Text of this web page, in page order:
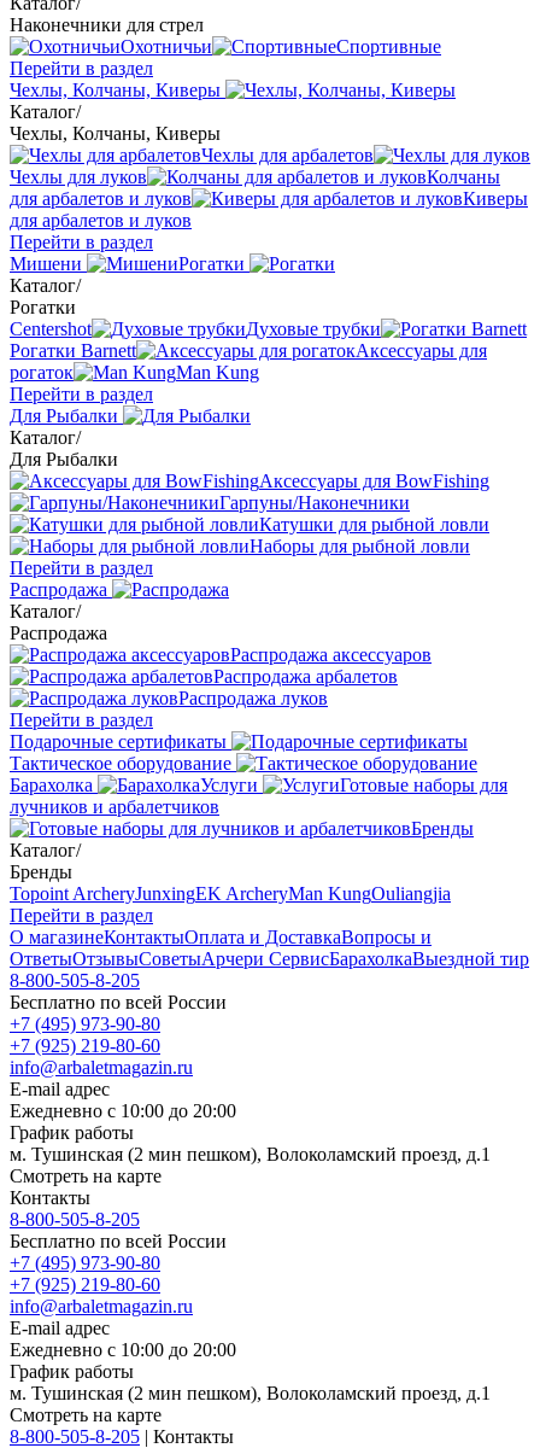
Наконечники для стрел
Охотничьи
Спортивные
Перейти в раздел
Чехлы, Колчаны, Киверы
Каталог/
Чехлы, Колчаны, Киверы
Чехлы для арбалетов
Чехлы для луков
Колчаны
для арбалетов и луков
Киверы
для арбалетов и луков
Перейти в раздел
Мишени
Рогатки
Каталог/
Рогатки
Centershot
Духовые трубки
Рогатки Barnett
Аксессуары для
рогаток
Man Kung
Перейти в раздел
Для Рыбалки
Каталог/
Для Рыбалки
Аксессуары для BowFishing
Гарпуны/Наконечники
Катушки для рыбной ловли
Наборы для рыбной ловли
Перейти в раздел
Распродажа
Каталог/
Распродажа
Распродажа аксессуаров
Распродажа арбалетов
Распродажа луков
Перейти в раздел
Подарочные сертификаты
Тактическое оборудование
Барахолка
Услуги
Готовые наборы для
лучников и арбалетчиков
Бренды
Каталог/
Бренды
Topoint ArcheryJunxingEK ArcheryMan KungOuliangjia
Перейти в раздел
О магазинеКонтактыОплата и ДоставкаВопросы и
ОтветыОтзывыСоветыАрчери СервисБарахолкаВыездной тир
8-800-505-8-205
Бесплатно по всей России
+7 (495) 973-90-80
+7 (925) 219-80-60
info@arbaletmagazin.ru
E-mail адрес
Ежедневно с 10:00 до 20:00
График работы
м. Тушинская (2 мин пешком), Волоколамский проезд, д.1
Смотреть на карте
Контакты
8-800-505-8-205
Бесплатно по всей России
+7 (495) 973-90-80
+7 (925) 219-80-60
info@arbaletmagazin.ru
E-mail адрес
Ежедневно с 10:00 до 20:00
График работы
м. Тушинская (2 мин пешком), Волоколамский проезд, д.1
Смотреть на карте
8-800-505-8-205 | Контакты